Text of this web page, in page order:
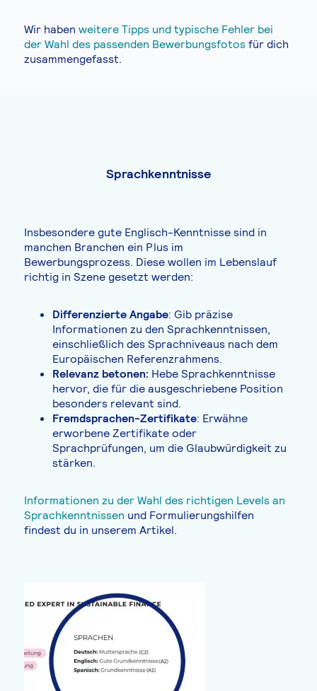
Wir haben weitere Tipps und typische Fehler bei
der Wahl des passenden Bewerbungsfotosfür dich
zusammengefasst.
Sprachkenntnisse
Insbesondere gute Englisch-Kenntnisse sind in
manchen Branchen ein Plus im
Bewerbungsprozess. Diese wollen im Lebenslauf
richtig in Szene gesetzt werden:
Differenzierte Angabe: Gib präzise
Informationen zu den Sprachkenntnissen,
einschließlich des Sprachniveaus nach dem
Europäischen Referenzrahmens.
Relevanz betonen: Hebe Sprachkenntnisse
hervor, die für die ausgeschriebene Position
besonders relevant sind.
Fremdsprachen-Zertifikate: Erwähne
erworbene Zertifikate oder
Sprachprüfungen, um die Glaubwürdigkeit zu
stärken.
Informationen zu der Wahl des richtigen Levels an
Sprachkenntnissen und Formulierungshilfen
findest du in unserem Artikel.